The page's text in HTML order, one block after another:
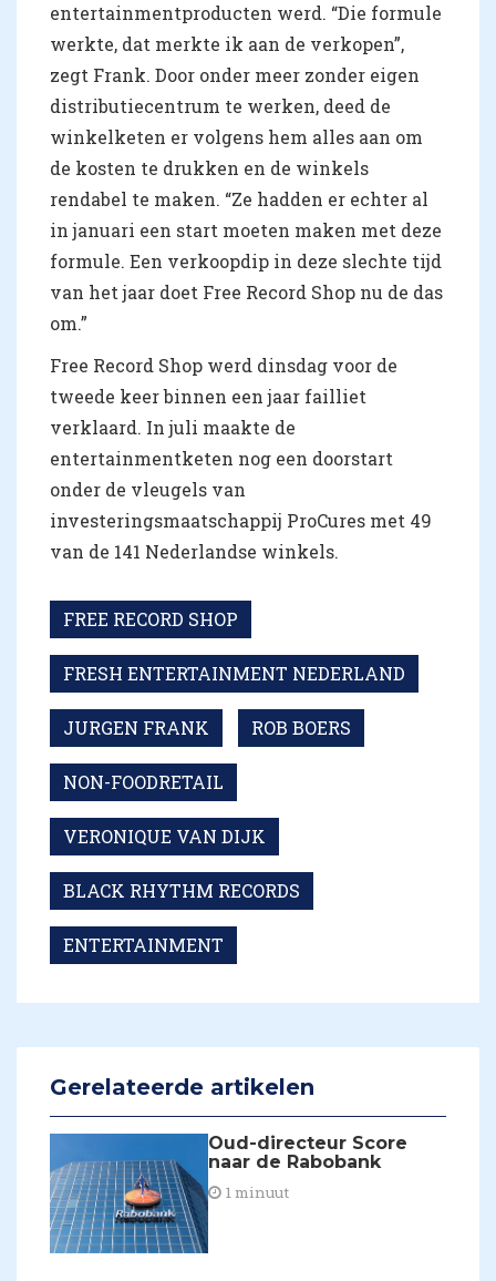
entertainmentproducten werd. “Die formule
werkte, dat merkte ik aan de verkopen”,
zegt Frank. Door onder meer zonder eigen
distributiecentrum te werken, deed de
winkelketen er volgens hem alles aan om
de kosten te drukken en de winkels
rendabel te maken. “Ze hadden er echter al
in januari een start moeten maken met deze
formule. Een verkoopdip in deze slechte tijd
van het jaar doet Free Record Shop nu de das
om.”
Free Record Shop werd dinsdag voor de
tweede keer binnen een jaar failliet
verklaard. In juli maakte de
entertainmentketen nog een doorstart
onder de vleugels van
investeringsmaatschappij ProCures met 49
van de 141 Nederlandse winkels.
FREE RECORD SHOP
FRESH ENTERTAINMENT NEDERLAND
JURGEN FRANK ROB BOERS
NON-FOODRETAIL
VERONIQUE VAN DIJK
BLACK RHYTHM RECORDS
ENTERTAINMENT
Gerelateerde artikelen
Oud-directeur Score
naar de Rabobank
1 minuut